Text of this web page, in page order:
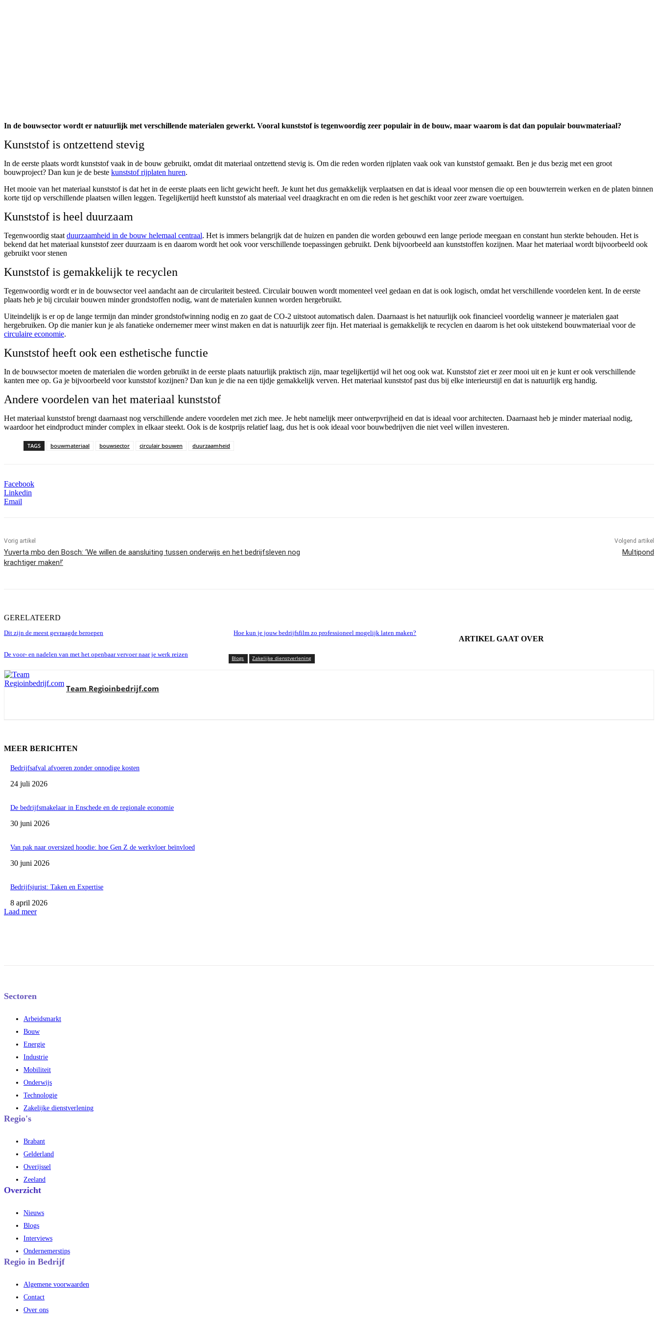
In de bouwsector wordt er natuurlijk met verschillende materialen gewerkt. Vooral kunststof is tegenwoordig zeer populair in de bouw, maar waarom is dat dan populair bouwmateriaal?
Kunststof is ontzettend stevig
In de eerste plaats wordt kunststof vaak in de bouw gebruikt, omdat dit materiaal ontzettend stevig is. Om die reden worden rijplaten vaak ook van kunststof gemaakt. Ben je dus bezig met een groot
bouwproject? Dan kun je de beste kunststof rijplaten huren.
Het mooie van het materiaal kunststof is dat het in de eerste plaats een licht gewicht heeft. Je kunt het dus gemakkelijk verplaatsen en dat is ideaal voor mensen die op een bouwterrein werken en de platen binnen
korte tijd op verschillende plaatsen willen leggen. Tegelijkertijd heeft kunststof als materiaal veel draagkracht en om die reden is het geschikt voor zeer zware voertuigen.
Kunststof is heel duurzaam
Tegenwoordig staatduurzaamheid in de bouw helemaal centraal. Het is immers belangrijk dat de huizen en panden die worden gebouwd een lange periode meegaan en constant hun sterkte behouden. Het is
bekend dat het materiaal kunststof zeer duurzaam is en daarom wordt het ook voor verschillende toepassingen gebruikt. Denk bijvoorbeeld aan kunststoffen kozijnen. Maar het materiaal wordt bijvoorbeeld ook
gebruikt voor stenen
Kunststof is gemakkelijk te recyclen
Tegenwoordig wordt er in de bouwsector veel aandacht aan de circulariteit besteed. Circulair bouwen wordt momenteel veel gedaan en dat is ook logisch, omdat het verschillende voordelen kent. In de eerste
plaats heb je bij circulair bouwen minder grondstoffen nodig, want de materialen kunnen worden hergebruikt.
Uiteindelijk is er op de lange termijn dan minder grondstofwinning nodig en zo gaat de CO-2 uitstoot automatisch dalen. Daarnaast is het natuurlijk ook financieel voordelig wanneer je materialen gaat
hergebruiken. Op die manier kun je als fanatieke ondernemer meer winst maken en dat is natuurlijk zeer fijn. Het materiaal is gemakkelijk te recyclen en daarom is het ook uitstekend bouwmateriaal voor de
circulaire economie.
Kunststof heeft ook een esthetische functie
In de bouwsector moeten de materialen die worden gebruikt in de eerste plaats natuurlijk praktisch zijn, maar tegelijkertijd wil het oog ook wat. Kunststof ziet er zeer mooi uit en je kunt er ook verschillende
kanten mee op. Ga je bijvoorbeeld voor kunststof kozijnen? Dan kun je die na een tijdje gemakkelijk verven. Het materiaal kunststof past dus bij elke interieurstijl en dat is natuurlijk erg handig.
Andere voordelen van het materiaal kunststof
Het materiaal kunststof brengt daarnaast nog verschillende andere voordelen met zich mee. Je hebt namelijk meer ontwerpvrijheid en dat is ideaal voor architecten. Daarnaast heb je minder materiaal nodig,
waardoor het eindproduct minder complex in elkaar steekt. Ook is de kostprijs relatief laag, dus het is ook ideaal voor bouwbedrijven die niet veel willen investeren.
TAGS bouwmateriaal bouwsector circulair bouwen duurzaamheid
Facebook
Linkedin
Email
Vorig artikel
Yuverta mbo den Bosch: ‘We willen de aansluiting tussen onderwijs en het bedrijfsleven nog
krachtiger maken!’
Volgend artikel
Multipond
GERELATEERD
Dit zijn de meest gevraagde beroepen Hoe kun je jouw bedrijfsfilm zo professioneel mogelijk laten maken?
De voor- en nadelen van met het openbaar vervoer naar je werk reizen
ARTIKEL GAAT OVER
Blogs Zakelijke dienstverlening
Team Regioinbedrijf.com
MEER BERICHTEN
Bedrijfsafval afvoeren zonder onnodige kosten
24 juli 2026
De bedrijfsmakelaar in Enschede en de regionale economie
30 juni 2026
Van pak naar oversized hoodie: hoe Gen Z de werkvloer beïnvloed
30 juni 2026
Bedrijfsjurist: Taken en Expertise
8 april 2026
Laad meer
Sectoren
Arbeidsmarkt
Bouw
Energie
Industrie
Mobiliteit
Onderwijs
Technologie
Zakelijke dienstverlening
Regio's
Brabant
Gelderland
Overijssel
Zeeland
Overzicht
Nieuws
Blogs
Interviews
Ondernemerstips
Regio in Bedrijf
Algemene voorwaarden
Contact
Over ons